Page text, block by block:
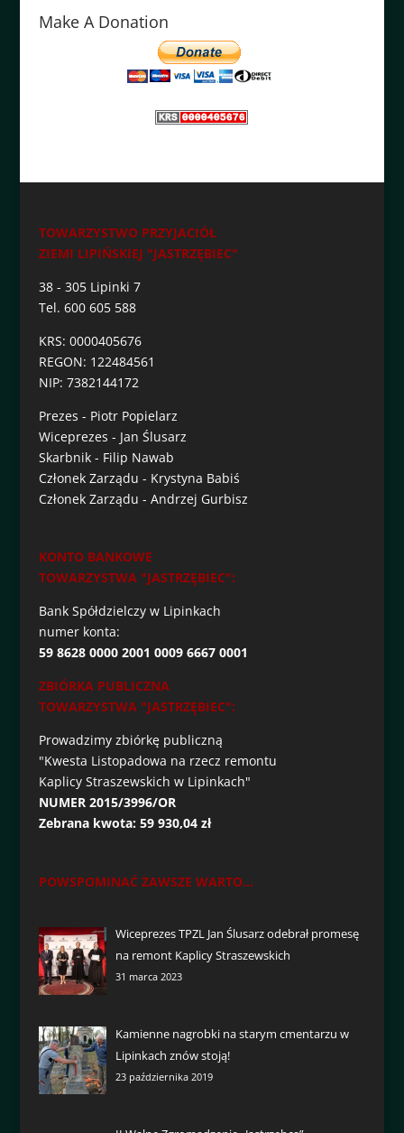
Make A Donation
TOWARZYSTWO PRZYJACIÓŁ
ZIEMI LIPIŃSKIEJ "JASTRZĘBIEC"
38 - 305 Lipinki 7
Tel. 600 605 588
KRS: 0000405676
REGON: 122484561
NIP: 7382144172
Prezes - Piotr Popielarz
Wiceprezes - Jan Ślusarz
Skarbnik - Filip Nawab
Członek Zarządu - Krystyna Babiś
Członek Zarządu - Andrzej Gurbisz
KONTO BANKOWE
TOWARZYSTWA "JASTRZĘBIEC":
Bank Spółdzielczy w Lipinkach
numer konta:
59 8628 0000 2001 0009 6667 0001
ZBIÓRKA PUBLICZNA
TOWARZYSTWA "JASTRZĘBIEC":
Prowadzimy zbiórkę publiczną
"Kwesta Listopadowa na rzecz remontu
Kaplicy Straszewskich w Lipinkach"
NUMER 2015/3996/OR
Zebrana kwota: 59 930,04 zł
POWSPOMINAĆ ZAWSZE WARTO...
Wiceprezes TPZL Jan Ślusarz odebrał promesę
na remont Kaplicy Straszewskich
31 marca 2023
Kamienne nagrobki na starym cmentarzu w
Lipinkach znów stoją!
23 października 2019